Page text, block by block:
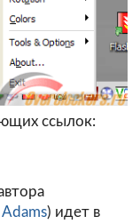
ссылок:
Adams) идет в